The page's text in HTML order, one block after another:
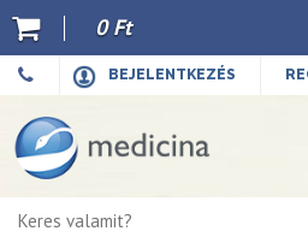
BEJELENTKEZÉS
0 Ft
Ajánló
Kiadványaink
E-book
Újdonságok